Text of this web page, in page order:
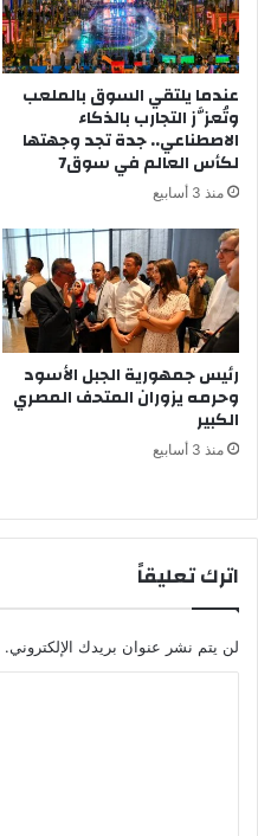
عندما يلتقي السوق بالملعب
وتُعزَّز التجارب بالذكاء
الاصطناعي.. جدة تجد وجهتها
لكأس العالم في سوق7
منذ 3 أسابيع
رئيس جمهورية الجبل الأسود
وحرمه يزوران المتحف المصري
الكبير
منذ 3 أسابيع
اترك تعليقاً
لن يتم نشر عنوان بريدك الإلكتروني.